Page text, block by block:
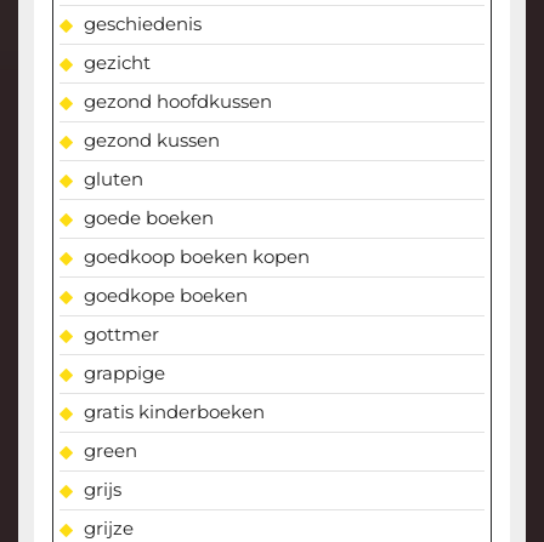
geschiedenis
gezicht
gezond hoofdkussen
gezond kussen
gluten
goede boeken
goedkoop boeken kopen
goedkope boeken
gottmer
grappige
gratis kinderboeken
green
grijs
grijze